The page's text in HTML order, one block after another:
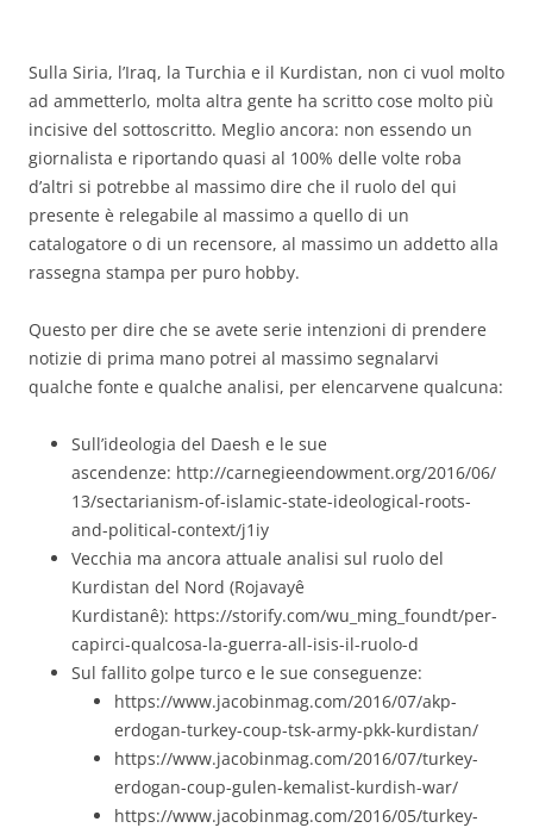
Sulla Siria, l’Iraq, la Turchia e il Kurdistan, non ci vuol molto
ad ammetterlo, molta altra gente ha scritto cose molto più
incisive del sottoscritto. Meglio ancora: non essendo un
giornalista e riportando quasi al 100% delle volte roba
d’altri si potrebbe al massimo dire che il ruolo del qui
presente è relegabile al massimo a quello di un
catalogatore o di un recensore, al massimo un addetto alla
rassegna stampa per puro hobby.
Questo per dire che se avete serie intenzioni di prendere
notizie di prima mano potrei al massimo segnalarvi
qualche fonte e qualche analisi, per elencarvene qualcuna:
Sull’ideologia del Daesh e le sue
ascendenze: http://carnegieendowment.org/2016/06/
13/sectarianism-of-islamic-state-ideological-roots-
and-political-context/j1iy
Vecchia ma ancora attuale analisi sul ruolo del
Kurdistan del Nord (Rojavayê
Kurdistanê): https://storify.com/wu_ming_foundt/per-
capirci-qualcosa-la-guerra-all-isis-il-ruolo-d
Sul fallito golpe turco e le sue conseguenze:
https://www.jacobinmag.com/2016/07/akp-
erdogan-turkey-coup-tsk-army-pkk-kurdistan/
https://www.jacobinmag.com/2016/07/turkey-
erdogan-coup-gulen-kemalist-kurdish-war/
https://www.jacobinmag.com/2016/05/turkey-